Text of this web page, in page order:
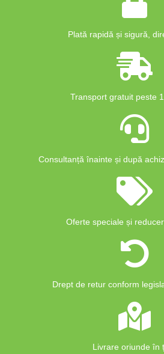
Plată rapidă și sigură,
Transport gratuit peste
Consultanță înainte și după
Oferte speciale și
Drept de retur conform
Livrare oriunde în